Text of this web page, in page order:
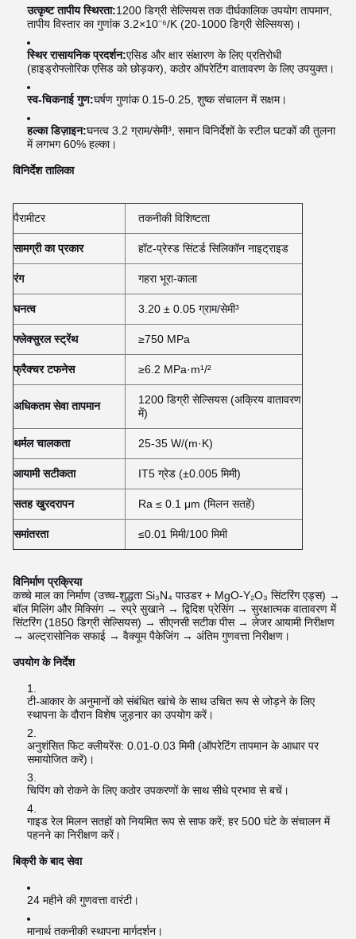
उत्कृष्ट तापीय स्थिरता:1200 डिग्री सेल्सियस तक दीर्घकालिक उपयोग तापमान,
तापीय विस्तार का गुणांक 3.2×10⁻⁶/K (20-1000 डिग्री सेल्सियस)।
स्थिर रासायनिक प्रदर्शन:एसिड और क्षार संक्षारण के लिए प्रतिरोधी
(हाइड्रोफ्लोरिक एसिड को छोड़कर), कठोर ऑपरेटिंग वातावरण के लिए उपयुक्त।
स्व-चिकनाई गुण:घर्षण गुणांक 0.15-0.25, शुष्क संचालन में सक्षम।
हल्का डिज़ाइन:घनत्व 3.2 ग्राम/सेमी³, समान विनिर्देशों के स्टील घटकों की तुलना
में लगभग 60% हल्का।
विनिर्देश तालिका
पैरामीटर तकनीकी विशिष्टता
सामग्री का प्रकार हॉट-प्रेस्ड सिंटर्ड सिलिकॉन नाइट्राइड
रंग गहरा भूरा-काला
घनत्व 3.20 ± 0.05 ग्राम/सेमी³
फ्लेक्सुरल स्ट्रेंथ ≥750 MPa
फ्रैक्चर टफनेस ≥6.2 MPa·m¹/²
अधिकतम सेवा तापमान
1200 डिग्री सेल्सियस (अक्रिय वातावरण
में)
थर्मल चालकता 25-35 W/(m·K)
आयामी सटीकता IT5 ग्रेड (±0.005 मिमी)
सतह खुरदरापन Ra ≤ 0.1 μm (मिलन सतहें)
समांतरता ≤0.01 मिमी/100 मिमी
विनिर्माण प्रक्रिया
कच्चे माल का निर्माण (उच्च-शुद्धता Si₃N₄ पाउडर + MgO-Y₂O₃ सिंटरिंग एड्स) →
बॉल मिलिंग और मिक्सिंग → स्प्रे सुखाने → द्विदिश प्रेसिंग → सुरक्षात्मक वातावरण में
सिंटरिंग (1850 डिग्री सेल्सियस) → सीएनसी सटीक पीस → लेजर आयामी निरीक्षण
→ अल्ट्रासोनिक सफाई → वैक्यूम पैकेजिंग → अंतिम गुणवत्ता निरीक्षण।
उपयोग के निर्देश
टी-आकार के अनुमानों को संबंधित खांचे के साथ उचित रूप से जोड़ने के लिए
स्थापना के दौरान विशेष जुड़नार का उपयोग करें।
अनुशंसित फिट क्लीयरेंस: 0.01-0.03 मिमी (ऑपरेटिंग तापमान के आधार पर
समायोजित करें)।
चिपिंग को रोकने के लिए कठोर उपकरणों के साथ सीधे प्रभाव से बचें।
गाइड रेल मिलन सतहों को नियमित रूप से साफ करें; हर 500 घंटे के संचालन में
पहनने का निरीक्षण करें।
बिक्री के बाद सेवा
24 महीने की गुणवत्ता वारंटी।
मानार्थ तकनीकी स्थापना मार्गदर्शन।